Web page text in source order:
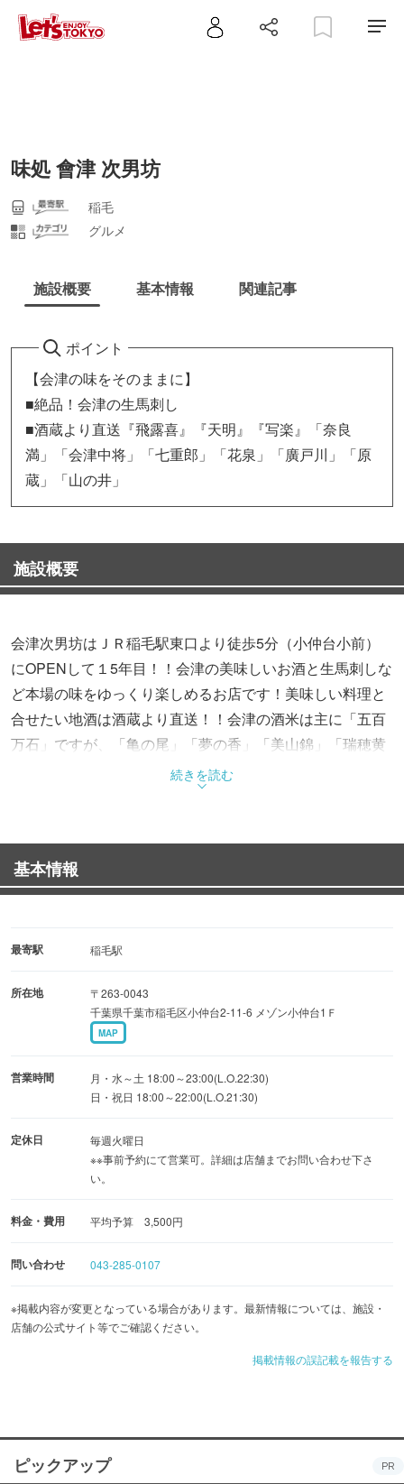
味処 會津 次男坊
稲毛
グルメ
施設概要 基本情報 関連記事
ポイント
【会津の味をそのままに】
■絶品！会津の生馬刺し
■酒蔵より直送『飛露喜』『天明』『写楽』「奈良
満」「会津中将」「七重郎」「花泉」「廣戸川」「原
蔵」「山の井」
施設概要
会津次男坊はＪＲ稲毛駅東口より徒歩5分（小仲台小前）
にOPENして１5年目！！会津の美味しいお酒と生馬刺しな
ど本場の味をゆっくり楽しめるお店です！美味しい料理と
合せたい地酒は酒蔵より直送！！会津の酒米は主に「五百
万石」ですが、「亀の尾」「夢の香」「美山錦」「瑞穂黄
金」「山田錦」とその他たくさんの酒米があります。同じ
酒米でも、酒造が違うと味も変わってきます！！特に、生
変化を楽しめるし、一年を通していろいろな酒米違いのお
酒を楽しむ事ができます。年に３～４回程いろんなお酒が
飲めるイベントを開催しておりますのでぜひご賞味下さ
続きを読む
基本情報
最寄駅 稲毛駅
所在地
〒263-0043
千葉県千葉市稲毛区小仲台2-11-6 メゾン小仲台1Ｆ
MAP
営業時間
月・水～土 18:00～23:00(L.O.22:30)
日・祝日 18:00～22:00(L.O.21:30)
定休日
毎週火曜日
※※事前予約にて営業可。詳細は店舗までお問い合わせ下さ
い。
料金・費用 平均予算 3,500円
問い合わせ 043-285-0107
※掲載内容が変更となっている場合があります。最新情報については、施設・
店舗の公式サイト等でご確認ください。
掲載情報の誤記載を報告する
ピックアップ PR